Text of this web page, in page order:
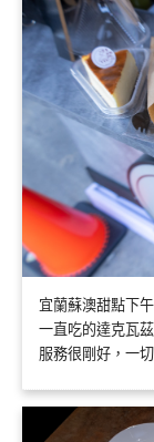
宜蘭蘇澳甜點下
一直吃的達克瓦
服務很剛好，一